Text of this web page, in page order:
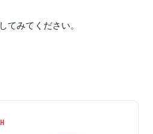
てみてください。